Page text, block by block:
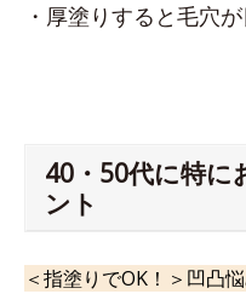
・厚塗りすると毛穴
40・50代に特に
ント
＜指塗りでOK！＞凹凸